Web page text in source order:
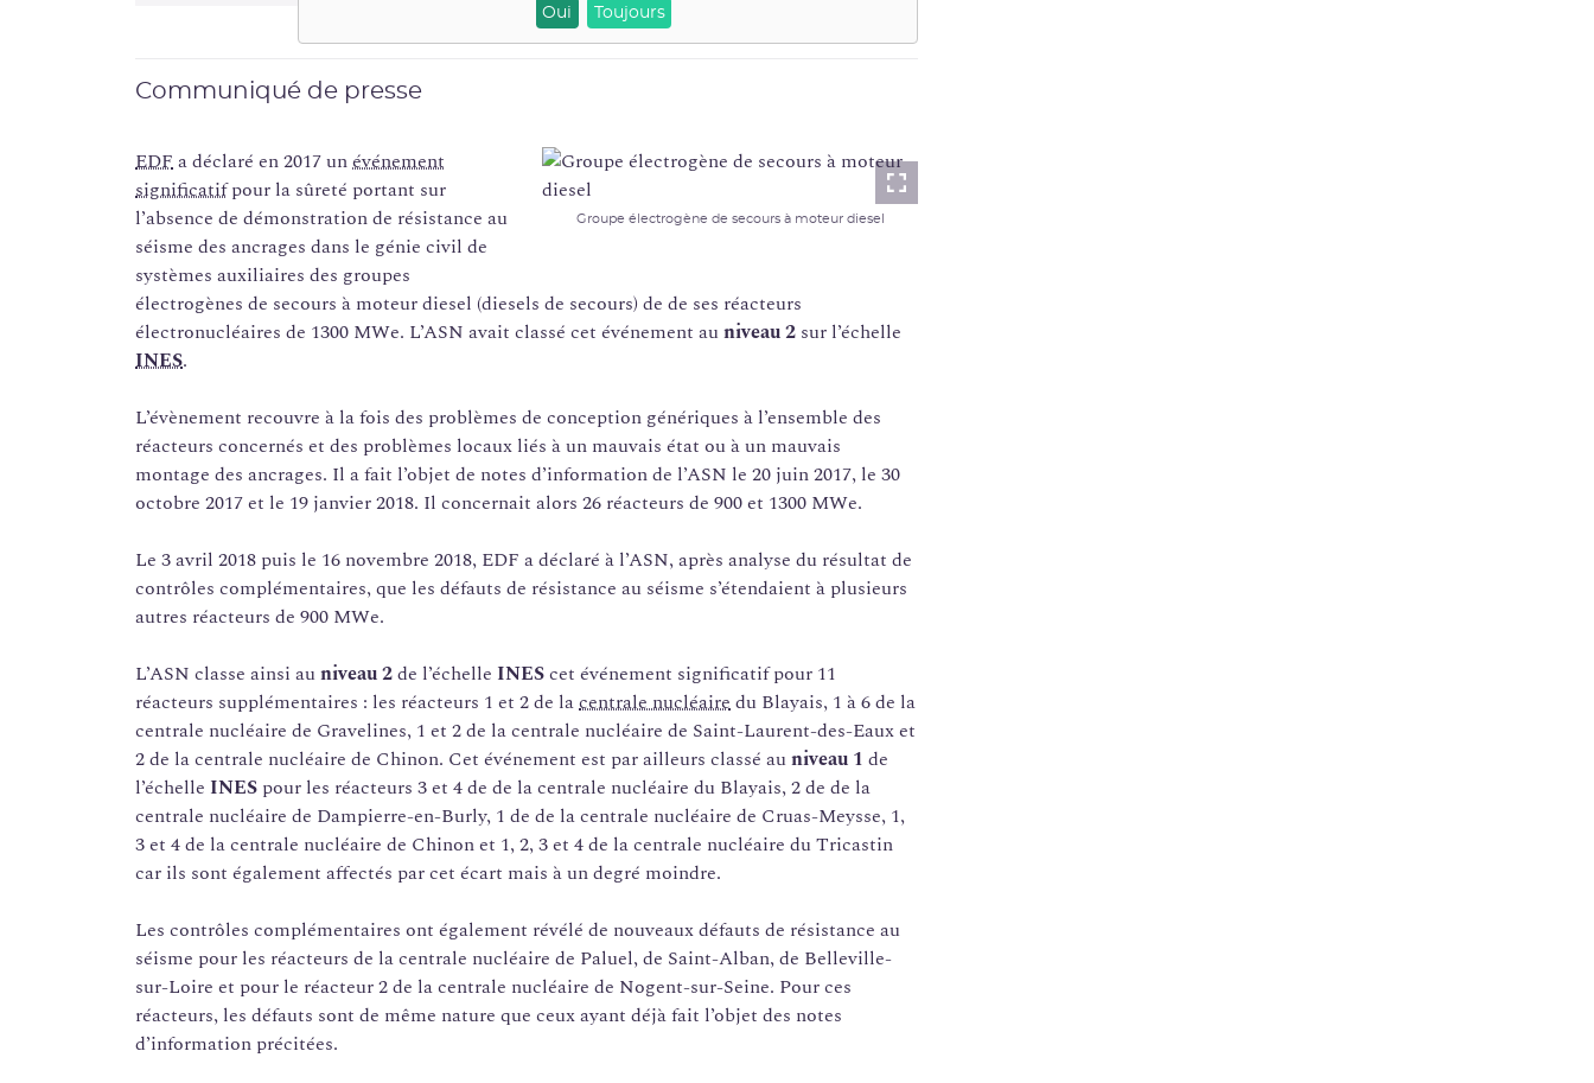
Oui Toujours
Communiqué de presse
Lightbox
Groupe électrogène de secours à moteur diesel
EDFa déclaré en 2017 unévénement
significatifpour la sûreté portant sur
l’absence de démonstration de résistance au
séisme des ancrages dans le génie civil de
systèmes auxiliaires des groupes
électrogènes de secours à moteur diesel (diesels de secours) de de ses réacteurs
électronucléaires de 1300 MWe. L’ASN avait classé cet événement auniveau 2 sur l’échelle
INES.
L’évènement recouvre à la fois des problèmes de conception génériques à l’ensemble des
réacteurs concernés et des problèmes locaux liés à un mauvais état ou à un mauvais
montage des ancrages. Il a fait l’objet de notes d’information de l’ASN le 20 juin 2017, le 30
octobre 2017 et le 19 janvier 2018. Il concernait alors 26 réacteurs de 900 et 1300 MWe.
Le 3 avril 2018 puis le 16 novembre 2018, EDF a déclaré à l’ASN, après analyse du résultat de
contrôles complémentaires, que les défauts de résistance au séisme s’étendaient à plusieurs
autres réacteurs de 900 MWe.
L’ASN classe ainsi auniveau 2de l’échelle INEScet événement significatif pour 11
réacteurs supplémentaires : les réacteurs 1 et 2 de lacentrale nucléairedu Blayais, 1 à 6 de la
centrale nucléaire de Gravelines, 1 et 2 de la centrale nucléaire de Saint-Laurent-des-Eaux et
2 de la centrale nucléaire de Chinon. Cet événement est par ailleurs classé auniveau 1 de
l’échelle INES pour les réacteurs 3 et 4 de de la centrale nucléaire du Blayais, 2 de de la
centrale nucléaire de Dampierre-en-Burly, 1 de de la centrale nucléaire de Cruas-Meysse, 1,
3 et 4 de la centrale nucléaire de Chinon et 1, 2, 3 et 4 de la centrale nucléaire du Tricastin
car ils sont également affectés par cet écart mais à un degré moindre.
Les contrôles complémentaires ont également révélé de nouveaux défauts de résistance au
séisme pour les réacteurs de la centrale nucléaire de Paluel, de Saint-Alban, de Belleville-
sur-Loire et pour le réacteur 2 de la centrale nucléaire de Nogent-sur-Seine. Pour ces
réacteurs, les défauts sont de même nature que ceux ayant déjà fait l’objet des notes
d’information précitées.